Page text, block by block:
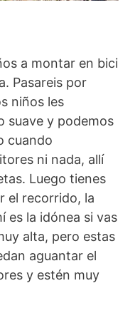
a montar en bici
Pasareis por
niños les
suave y podemos
cuando
ni nada, allí
Luego tienes
el recorrido, la
es la idónea si vas
alta, pero estas
aguantar el
y estén muy